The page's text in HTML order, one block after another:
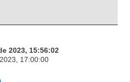
2023, 15:56:02
17:00:00